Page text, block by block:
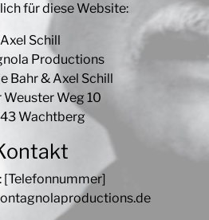
für diese Website:
Axel Schill
Productions
Bahr & Axel Schill
Weuster Weg 10
Wachtberg
[Telefonnummer]